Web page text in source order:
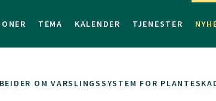
TEMA KALENDER TJENESTER
OM VARSLINGSSYSTEM FOR